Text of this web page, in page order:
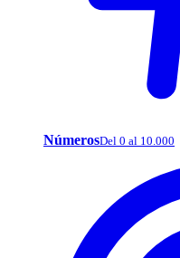
NúmerosDel 0 al 10.000